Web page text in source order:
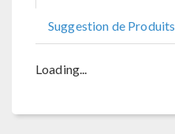
Suggestion de Produits
Loading...